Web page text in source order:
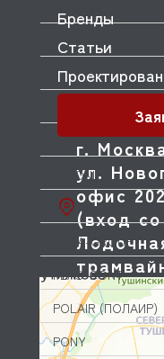
PACOJET
PANERO
PASQUINI
PAVONI
PIRON
PIZZA-GROUP
PLAS-CONT
POLAIR (ПОЛАИР)
PONY
г.
ул.
офис
(вход
Бренды
Статьи